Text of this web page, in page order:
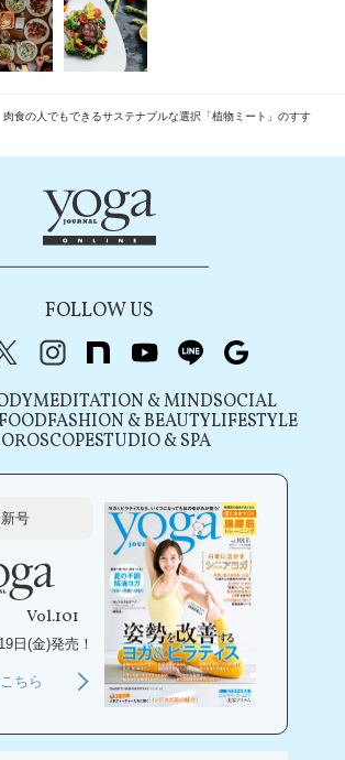
肉食の人でもできるサステナブルな選択「植物ミート」のすす
FOLLOW US
X（旧Twitter）
instagram
note youtubeline
MEDITATION & MINDSOCIAL
FASHION & BEAUTYLIFESTYLE
STUDIO & SPA
号
Vol.101
日(金)発売！
ちら